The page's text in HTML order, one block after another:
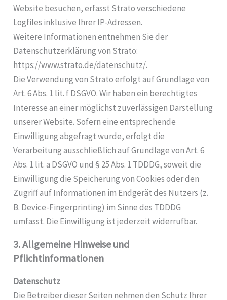
Website besuchen, erfasst Strato verschiedene
Logfiles inklusive Ihrer IP-Adressen.
Weitere Informationen entnehmen Sie der
Datenschutzerklärung von Strato:
https://www.strato.de/datenschutz/.
Die Verwendung von Strato erfolgt auf Grundlage von
Art. 6 Abs. 1 lit. f DSGVO. Wir haben ein berechtigtes
Interesse an einer möglichst zuverlässigen Darstellung
unserer Website. Sofern eine entsprechende
Einwilligung abgefragt wurde, erfolgt die
Verarbeitung ausschließlich auf Grundlage von Art. 6
Abs. 1 lit. a DSGVO und § 25 Abs. 1 TDDDG, soweit die
Einwilligung die Speicherung von Cookies oder den
Zugriff auf Informationen im Endgerät des Nutzers (z.
B. Device-Fingerprinting) im Sinne des TDDDG
umfasst. Die Einwilligung ist jederzeit widerrufbar.
3. Allgemeine Hinweise und
Pflichtinformationen
Datenschutz
Die Betreiber dieser Seiten nehmen den Schutz Ihrer